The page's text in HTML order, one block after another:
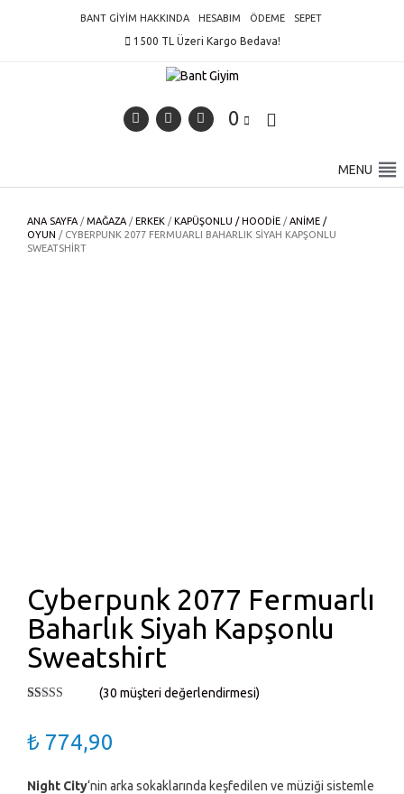
BANT GIYIM HAKKINDA HESABIM ÖDEME SEPET
1500 TL Üzeri Kargo Bedava!
0
MENU
ANA SAYFA /MAĞAZA /ERKEK /KAPÜŞONLU / HOODIE /ANIME /
OYUN / CYBERPUNK 2077 FERMUARLI BAHARLIK SIYAH KAPŞONLU
SWEATSHIRT
Cyberpunk 2077 Fermuarlı
Baharlık Siyah Kapşonlu
Sweatshirt
dayanarak 5
üzerinden
(30 müşteri değerlendirmesi)
₺ 774,90
Night City‘nin arka sokaklarında keşfedilen ve müziği sistemle